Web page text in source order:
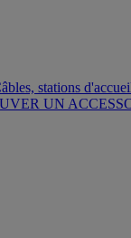
stations
UN